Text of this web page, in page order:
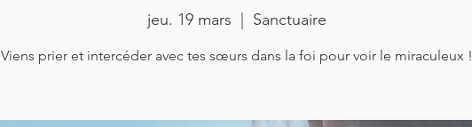
jeu. 19 mars Sanctuaire
Viens prier et intercéder avec tes sœurs dans la foi pour voir le miraculeux !